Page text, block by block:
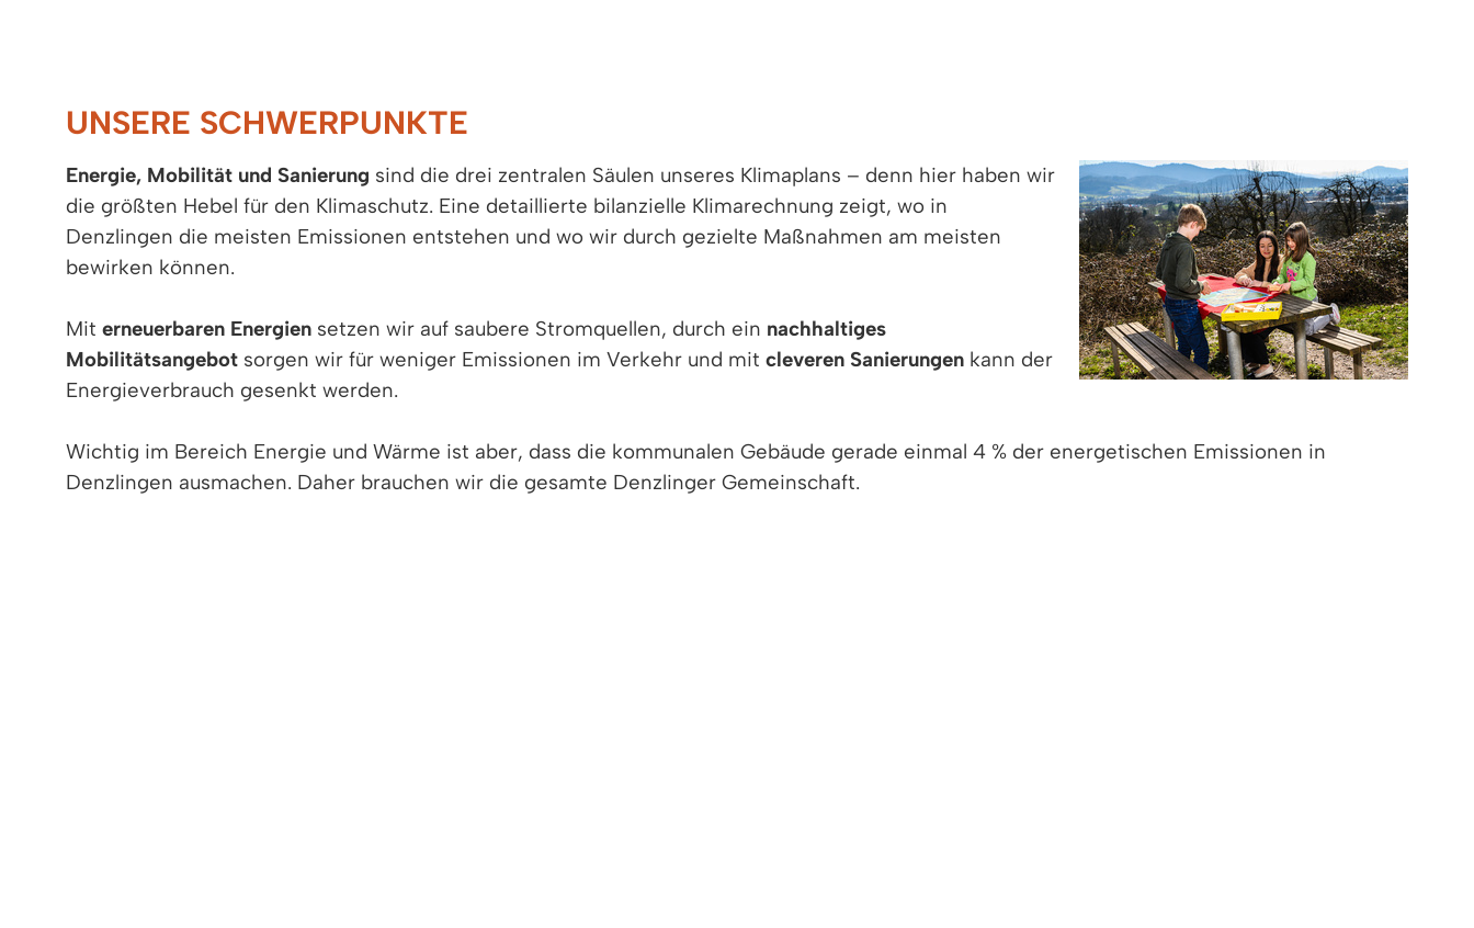
UNSERE SCHWERPUNKTE
Energie, Mobilität und Sanierung sind die drei zentralen Säulen unseres Klimaplans – denn hier haben wir
die größten Hebel für den Klimaschutz. Eine detaillierte bilanzielle Klimarechnung zeigt, wo in
Denzlingen die meisten Emissionen entstehen und wo wir durch gezielte Maßnahmen am meisten
bewirken können.
Mit erneuerbaren Energien setzen wir auf saubere Stromquellen, durch ein nachhaltiges
Mobilitätsangebot sorgen wir für weniger Emissionen im Verkehr und mit cleveren Sanierungen kann der
Energieverbrauch gesenkt werden.
Wichtig im Bereich Energie und Wärme ist aber, dass die kommunalen Gebäude gerade einmal 4 % der energetischen Emissionen in
Denzlingen ausmachen. Daher brauchen wir die gesamte Denzlinger Gemeinschaft.